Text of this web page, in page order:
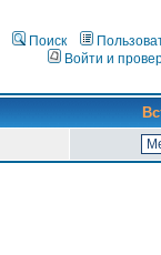
Поиск
Войти и